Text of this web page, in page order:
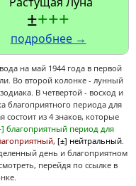
±+++
подробнее →
на май 1944 года в первой
Во второй колонке - лунный
В четвертой - восход и
благоприятного периода для
состоит из 4 знаков, которые
благоприятный период для
, [±] нейтральный.
день и благоприятном
перейдя по ссылке в